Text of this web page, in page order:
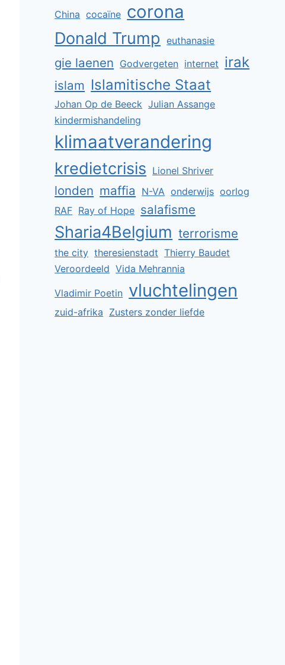
China cocaïne corona
Donald Trump euthanasie
gie laenen Godvergeten internet irak
islam Islamitische Staat
Johan Op de Beeck Julian Assange
kindermishandeling
klimaatverandering
kredietcrisis Lionel Shriver
londen maffia N-VA onderwijs oorlog
RAF Ray of Hope salafisme
Sharia4Belgium terrorisme
the city theresienstadt Thierry Baudet
Veroordeeld Vida Mehrannia
Vladimir Poetin vluchtelingen
zuid-afrika Zusters zonder liefde